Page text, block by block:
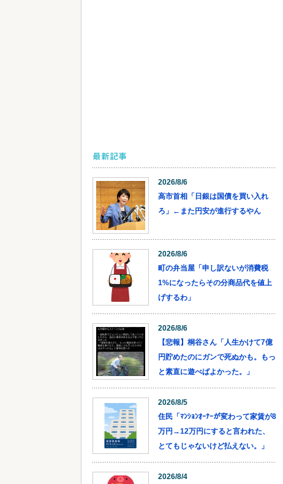
最新記事
2026/8/6
高市首相「日銀は国債を買い入れ
ろ」←また円安が進行するやん
2026/8/6
町の弁当屋「申し訳ないが消費税
1%になったらその分商品代を値上
げするわ」
2026/8/6
【悲報】桐谷さん「人生かけて7億
円貯めたのにガンで死ぬかも。もっ
と素直に遊べばよかった。」
2026/8/5
住民「ﾏﾝｼｮﾝｵｰﾅｰが変わって家賃が8
万円→12万円にすると言われた、
とてもじゃないけど払えない。」
2026/8/4